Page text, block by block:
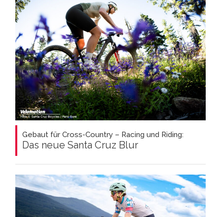
Gebaut für Cross-Country – Racing und Riding:
Das neue Santa Cruz Blur